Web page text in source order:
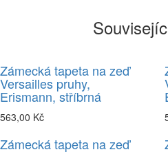
Zámecká tapeta na zeď
Versailles pruhy,
Erismann, stříbrná
563,00 Kč
Zámecká tapeta na zeď